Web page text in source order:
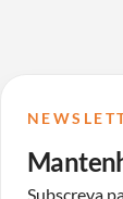
Subscreva